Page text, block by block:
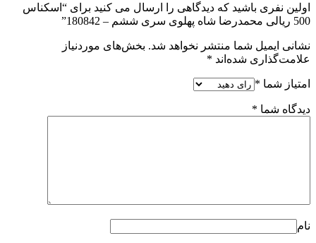
اولین نفری باشید که دیدگاهی را ارسال می کنید برای “اسکناس
500 ریالی محمدرضا شاه پهلوی سری ششم – 180842”
نشانی ایمیل شما منتشر نخواهد شد. بخش‌های موردنیاز
علامت‌گذاری شده‌اند *
امتیاز شما *
دیدگاه شما *
نام